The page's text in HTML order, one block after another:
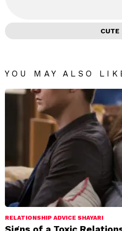
CUTE
YOU MAY ALSO
RELATIONSHIP ADVICE SHAYARI